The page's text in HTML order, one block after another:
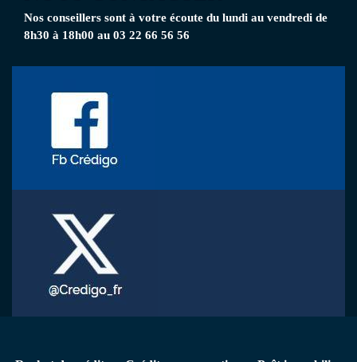
Nos conseillers sont à votre écoute du lundi au vendredi de
8h30 à 18h00 au 03 22 66 56 56
Menu